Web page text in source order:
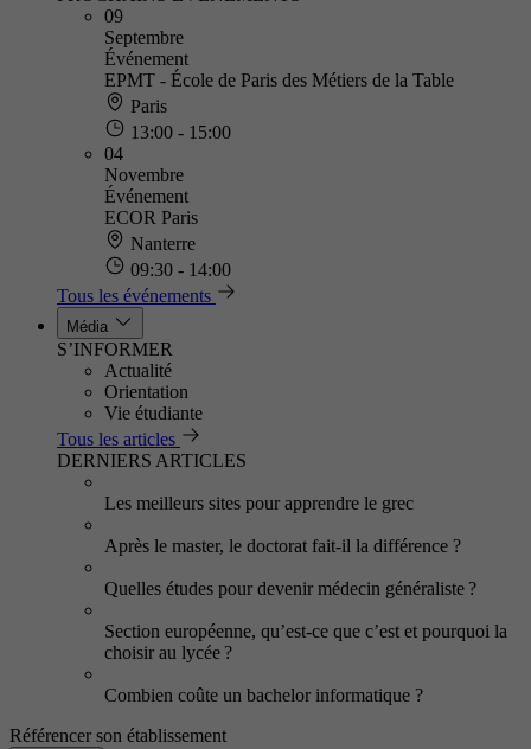
09
Septembre
Événement
EPMT - École de Paris des Métiers de la Table
Paris
13:00 - 15:00
04
Novembre
Événement
ECOR Paris
Nanterre
09:30 - 14:00
Tous les événements
Média
S’INFORMER
Actualité
Orientation
Vie étudiante
Tous les articles
DERNIERS ARTICLES
Les meilleurs sites pour apprendre le grec
Après le master, le doctorat fait-il la différence ?
Quelles études pour devenir médecin généraliste ?
Section européenne, qu’est-ce que c’est et pourquoi la
choisir au lycée ?
Combien coûte un bachelor informatique ?
Référencer son établissement